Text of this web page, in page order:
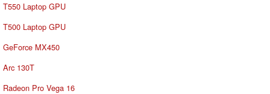
T550 Laptop GPU
T500 Laptop GPU
GeForce MX450
Arc 130T
Radeon Pro Vega 16